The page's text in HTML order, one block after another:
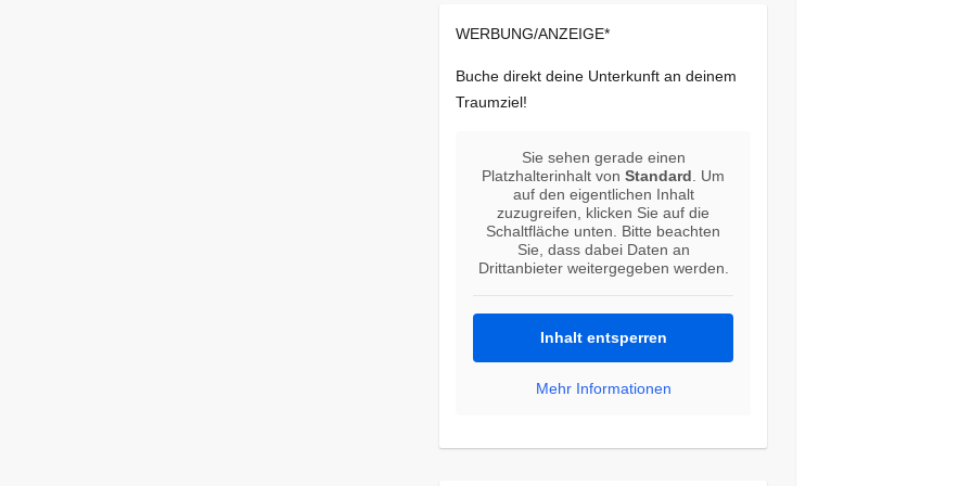
WERBUNG/ANZEIGE*
Buche direkt deine Unterkunft an deinem
Traumziel!
Sie sehen gerade einen
Platzhalterinhalt vonStandard . Um
auf den eigentlichen Inhalt
zuzugreifen, klicken Sie auf die
Schaltfläche unten. Bitte beachten
Sie, dass dabei Daten an
Drittanbieter weitergegeben werden.
Inhalt entsperren
Mehr Informationen